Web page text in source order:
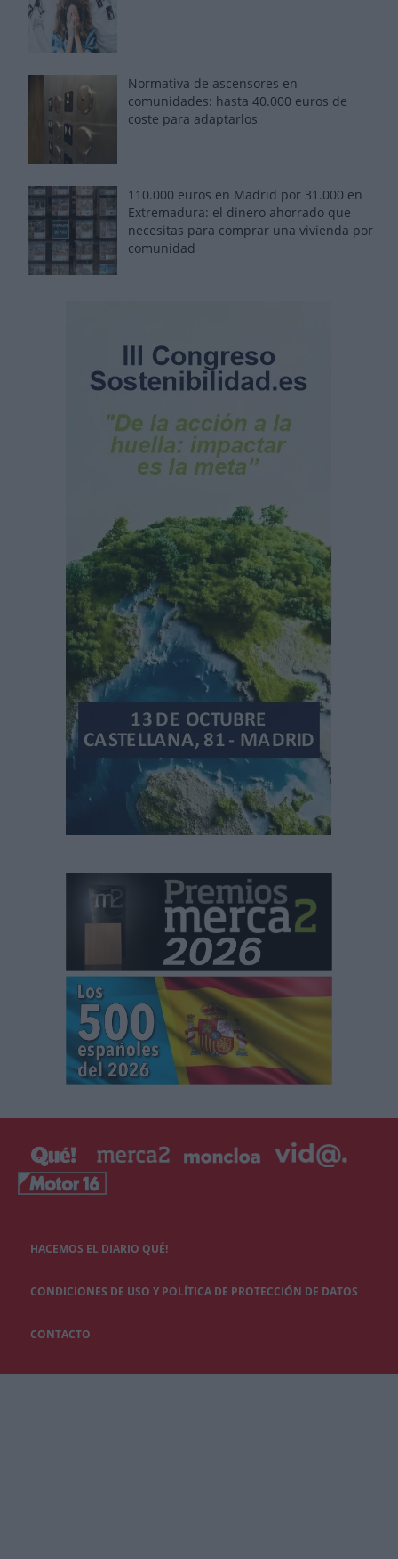
Normativa de ascensores en
comunidades: hasta 40.000 euros de
coste para adaptarlos
110.000 euros en Madrid por 31.000 en
Extremadura: el dinero ahorrado que
necesitas para comprar una vivienda por
comunidad
HACEMOS EL DIARIO QUÉ!
CONDICIONES DE USO Y POLÍTICA DE PROTECCIÓN DE DATOS
CONTACTO